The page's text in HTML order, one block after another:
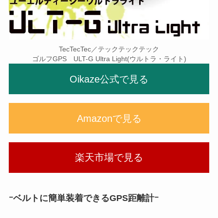
TecTecTec／テックテックテック
ゴルフGPS ULT-G Ultra Light(ウルトラ・ライト)
Oikaze公式で見る
Amazonで見る
楽天市場で見る
ｰベルトに簡単装着できるGPS距離計ｰ